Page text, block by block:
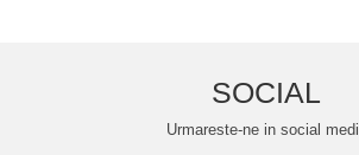
SOCIAL
Urmareste-ne in social